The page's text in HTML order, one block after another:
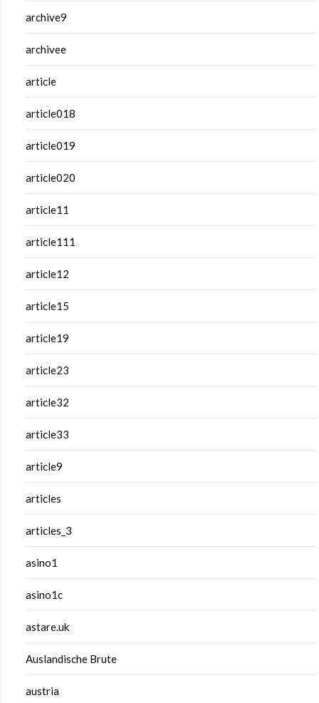
archive9
archivee
article
article018
article019
article020
article11
article111
article12
article15
article19
article23
article32
article33
article9
articles
articles_3
asino1
asino1c
astare.uk
Auslandische Brute
austria